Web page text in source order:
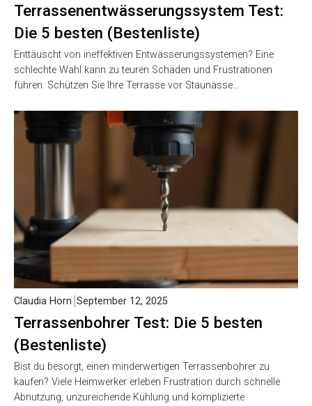
Terrassenentwässerungssystem Test:
Die 5 besten (Bestenliste)
Enttäuscht von ineffektiven Entwässerungssystemen? Eine
schlechte Wahl kann zu teuren Schäden und Frustrationen
führen. Schützen Sie Ihre Terrasse vor Staunässe…
Terrassenbohrer Test: Die 5 besten
(Bestenliste)
Claudia Horn September 12, 2025
Bist du besorgt, einen minderwertigen Terrassenbohrer zu
kaufen? Viele Heimwerker erleben Frustration durch schnelle
Abnutzung, unzureichende Kühlung und komplizierte